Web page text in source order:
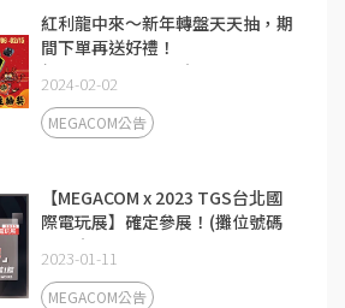
紅利龍中來～新年轉盤天天抽，期
間下單再送好禮！
(2024.02.06~02.15)
2024-02-02
MEGACOM公告
【MEGACOM x 2023 TGS台北國
際電玩展】確定參展！(攤位號碼
N008)
2023-01-11
MEGACOM公告